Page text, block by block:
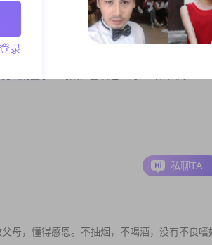
私聊TA
山购置了一鸟巢，喜欢这里的空气和大海
私聊TA
母，懂得感恩。不抽烟，不喝酒，没有不良嗜
录